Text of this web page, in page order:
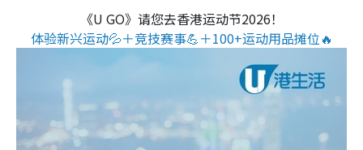
《U GO》请您去香港运动节2026！
体验新兴运动💦＋竞技赛事💪＋100+运动用品摊位🔥